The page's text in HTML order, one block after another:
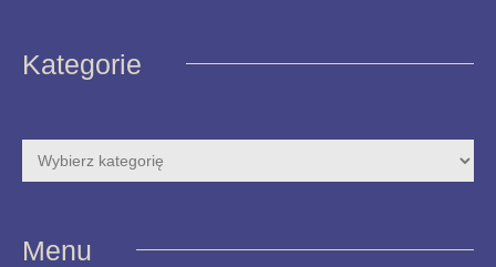
Kategorie
Menu